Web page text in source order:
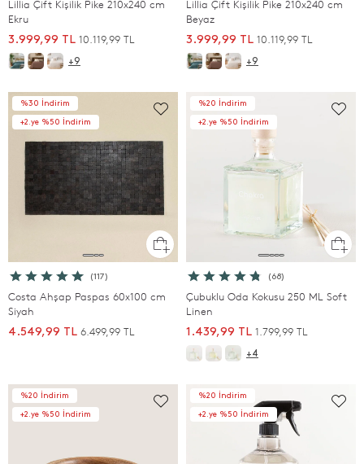
Lillia Çift Kişilik Pike 210x240 cm
Ekru
3.999,99 TL 10.119,99 TL
+9
Lillia Çift Kişilik Pike 210x240 cm
Beyaz
3.999,99 TL 10.119,99 TL
+9
%30 İndirim
+2.ye %50 İndirim
(117)
Costa Ahşap Paspas 60x100 cm
Siyah
4.549,99 TL 6.499,99 TL
%20 İndirim
+2.ye %50 İndirim
(68)
Çubuklu Oda Kokusu 250 ML Soft
Linen
1.439,99 TL 1.799,99 TL
+4
%20 İndirim
+2.ye %50 İndirim
%20 İndirim
+2.ye %50 İndirim